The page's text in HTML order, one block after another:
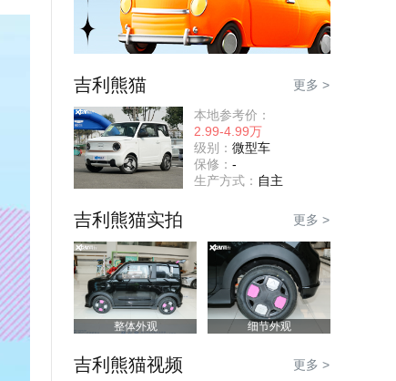
吉利熊猫 更多 >
本地参考价：
2.99-4.99万
级别： 微型车
保修： -
生产方式： 自主
吉利熊猫实拍 更多 >
整体外观 细节外观
吉利熊猫视频 更多 >